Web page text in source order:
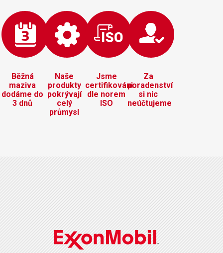
Běžná
maziva
dodáme do
3 dnů
Naše
produkty
pokrývají
celý
průmysl
Jsme
certifikováni
dle norem
ISO
Za
poradenství
si nic
neúčtujeme